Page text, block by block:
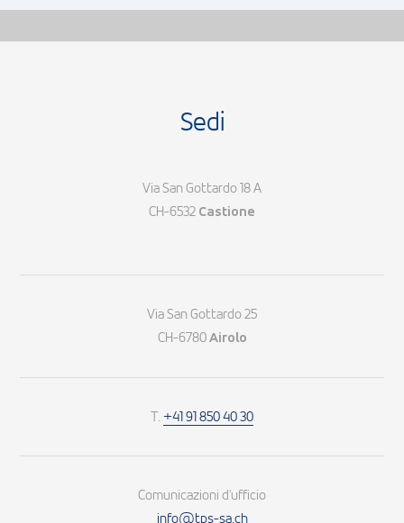
Sedi
Via San Gottardo 18 A
CH-6532 Castione
Via San Gottardo 25
CH-6780Airolo
T.+41 91 850 40 30
Comunicazioni d'ufficio
info@tps-sa.ch